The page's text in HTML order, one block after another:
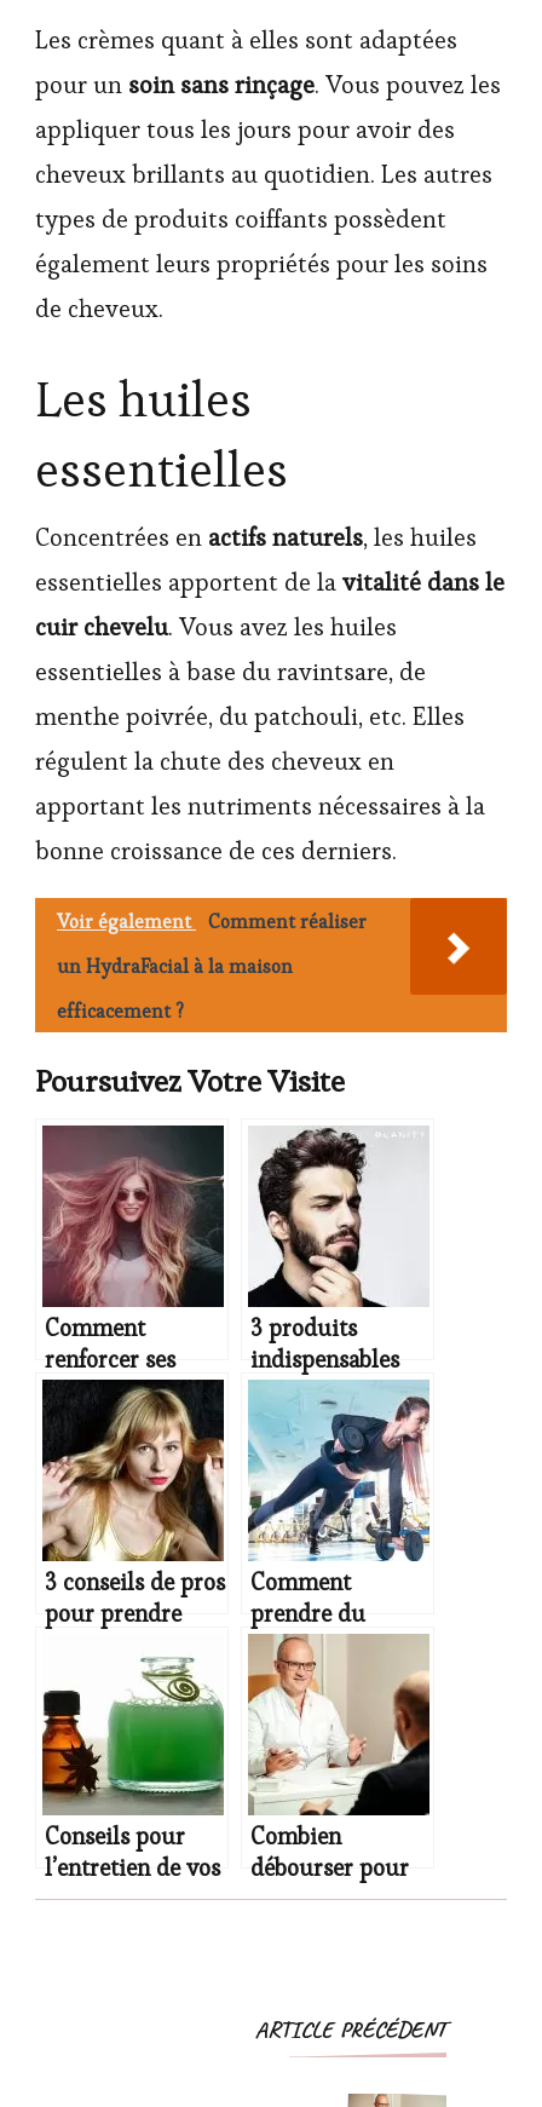
Les crèmes quant à elles sont adaptées
pour un soin sans rinçage. Vous pouvez les
appliquer tous les jours pour avoir des
cheveux brillants au quotidien. Les autres
types de produits coiffants possèdent
également leurs propriétés pour les soins
de cheveux.
Les huiles
essentielles
Concentrées en actifs naturels, les huiles
essentielles apportent de lavitalité dans le
cuir chevelu. Vous avez les huiles
essentielles à base du ravintsare, de
menthe poivrée, du patchouli, etc. Elles
régulent la chute des cheveux en
apportant les nutriments nécessaires à la
bonne croissance de ces derniers.
Voir également
Comment réaliser
un HydraFacial à la maison
efficacement ?
Poursuivez Votre Visite
Comment
renforcer ses
cheveux ?
3 produits
indispensables
pour l’entretien
de la barbe
3 conseils de pros
pour prendre
Comment
prendre du
poids ?
Conseils pour
l’entretien de vos
cheveux crépus
Combien
débourser pour
profiter d’un soin
Navigation
ARTICLE PRÉCÉDENT